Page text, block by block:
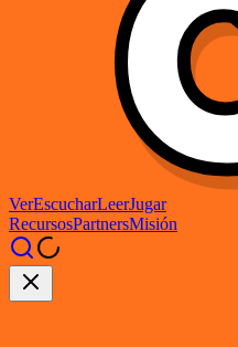
VerEscucharLeerJugar
RecursosPartnersMisión